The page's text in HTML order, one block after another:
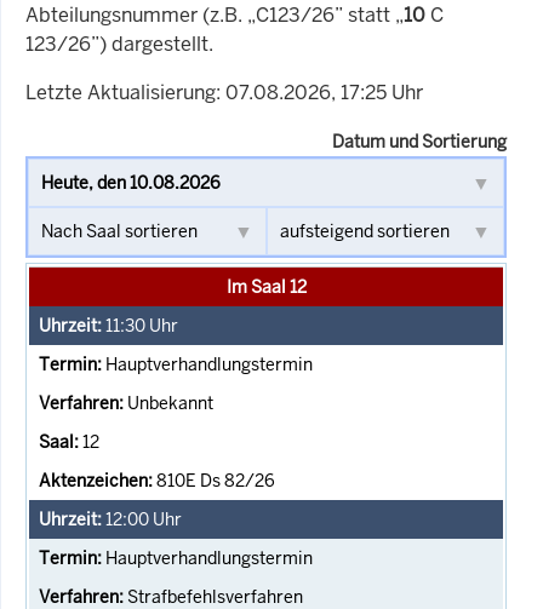
Abteilungsnummer (z.B. „C123/26” statt „10 C
123/26”) dargestellt.
Letzte Aktualisierung: 07.08.2026, 17:25 Uhr
Datum und Sortierung
Im Saal 12
11:30 Uhr
Hauptverhandlungstermin
Unbekannt
12
810E Ds 82/26
12:00 Uhr
Hauptverhandlungstermin
Strafbefehlsverfahren